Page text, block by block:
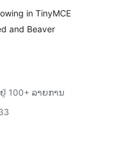
in TinyMCE
and Beaver
100+ ລາຍການ